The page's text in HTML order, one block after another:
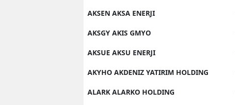
AKSEN AKSA ENERJI
AKSGY AKIS GMYO
AKSUE AKSU ENERJI
AKYHO AKDENIZ YATIRIM HOLDING
ALARK ALARKO HOLDING